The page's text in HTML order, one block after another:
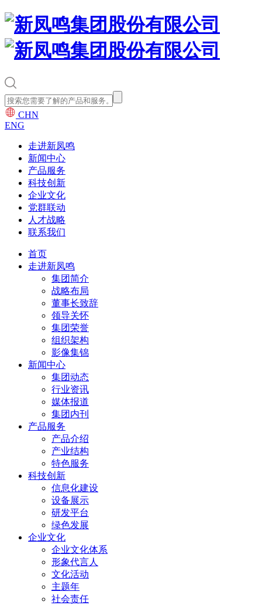
CHN
ENG
走进新凤鸣
新闻中心
产品服务
科技创新
企业文化
党群联动
人才战略
联系我们
首页
走进新凤鸣
集团简介
战略布局
董事长致辞
领导关怀
集团荣誉
组织架构
影像集锦
新闻中心
集团动态
行业资讯
媒体报道
集团内刊
产品服务
产品介绍
产业结构
特色服务
科技创新
信息化建设
设备展示
研发平台
绿色发展
企业文化
企业文化体系
形象代言人
文化活动
主题年
社会责任